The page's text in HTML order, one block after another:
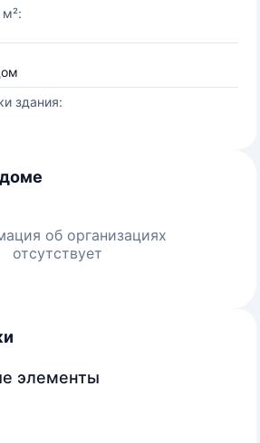
здания:
об организациях
отсутствует
элементы